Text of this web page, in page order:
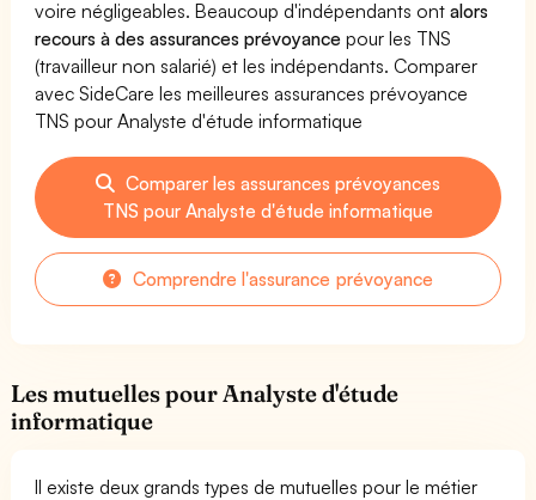
voire négligeables. Beaucoup d'indépendants ontalors
recours à des assurances prévoyance pour les TNS
(travailleur non salarié) et les indépendants. Comparer
avec SideCare les meilleures assurances prévoyance
TNS pour Analyste d'étude informatique
Comparer les assurances prévoyances
TNS pour Analyste d'étude informatique
Comprendre l'assurance prévoyance
Les mutuelles pour Analyste d'étude
informatique
Il existe deux grands types de mutuelles pour le métier